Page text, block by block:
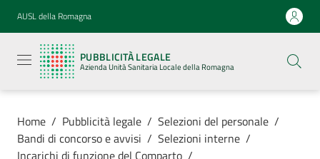
Vai al contenuto
Vai alla navigazione
Vai al footer
AUSL della Romagna
PUBBLICITÀ LEGALE
Azienda Unità Sanitaria Locale della Romagna
legale
Azienda
Unità
Locale della
Home / Pubblicità legale / Selezioni del personale /
Bandi di concorso e avvisi / Selezioni interne /
Incarichi di funzione del Comparto /